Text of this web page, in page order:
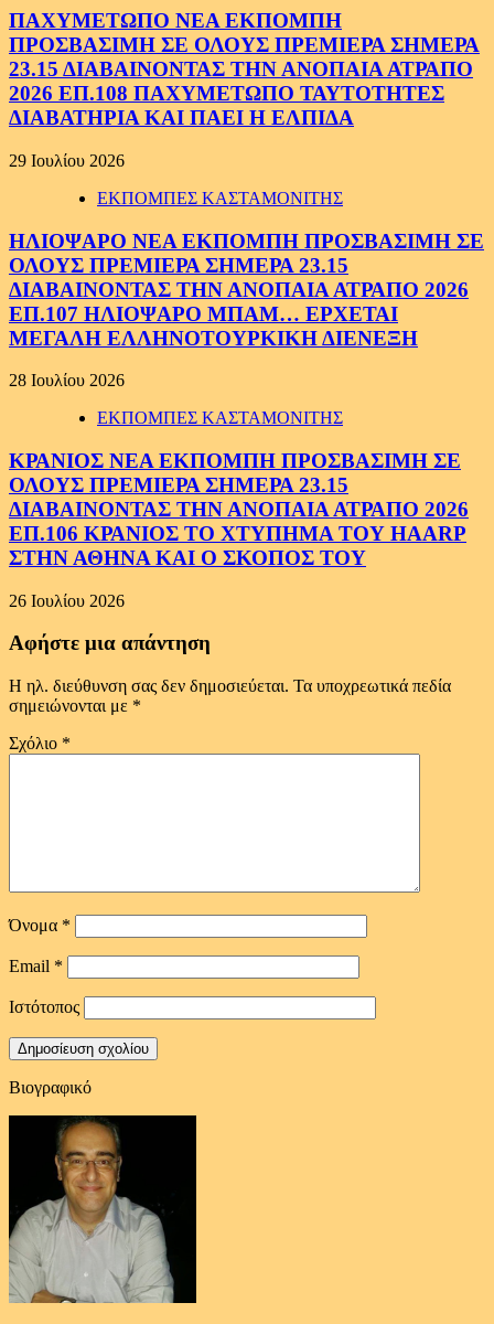
ΠΑΧΥΜΕΤΩΠΟ ΝΕΑ ΕΚΠΟΜΠΗ
ΠΡΟΣΒΑΣΙΜΗ ΣΕ ΟΛΟΥΣ ΠΡΕΜΙΕΡΑ ΣΗΜΕΡΑ
23.15 ΔΙΑΒΑΙΝΟΝΤΑΣ ΤΗΝ ΑΝΟΠΑΙΑ ΑΤΡΑΠΟ
2026 ΕΠ.108 ΠΑΧΥΜΕΤΩΠΟ ΤΑΥΤΟΤΗΤΕΣ
ΔΙΑΒΑΤΗΡΙΑ ΚΑΙ ΠΑΕΙ Η ΕΛΠΙΔΑ
29 Ιουλίου 2026
ΕΚΠΟΜΠΕΣ ΚΑΣΤΑΜΟΝΙΤΗΣ
ΗΛΙΟΨΑΡΟ ΝΕΑ ΕΚΠΟΜΠΗ ΠΡΟΣΒΑΣΙΜΗ ΣΕ
ΟΛΟΥΣ ΠΡΕΜΙΕΡΑ ΣΗΜΕΡΑ 23.15
ΔΙΑΒΑΙΝΟΝΤΑΣ ΤΗΝ ΑΝΟΠΑΙΑ ΑΤΡΑΠΟ 2026
ΕΠ.107 ΗΛΙΟΨΑΡΟ ΜΠΑΜ… ΕΡΧΕΤΑΙ
ΜΕΓΑΛΗ ΕΛΛΗΝΟΤΟΥΡΚΙΚΗ ΔΙΕΝΕΞΗ
28 Ιουλίου 2026
ΕΚΠΟΜΠΕΣ ΚΑΣΤΑΜΟΝΙΤΗΣ
ΚΡΑΝΙΟΣ ΝΕΑ ΕΚΠΟΜΠΗ ΠΡΟΣΒΑΣΙΜΗ ΣΕ
ΟΛΟΥΣ ΠΡΕΜΙΕΡΑ ΣΗΜΕΡΑ 23.15
ΔΙΑΒΑΙΝΟΝΤΑΣ ΤΗΝ ΑΝΟΠΑΙΑ ΑΤΡΑΠΟ 2026
ΕΠ.106 ΚΡΑΝΙΟΣ ΤΟ ΧΤΥΠΗΜΑ ΤΟΥ HAARP
ΣΤΗΝ ΑΘΗΝΑ ΚΑΙ Ο ΣΚΟΠΟΣ ΤΟΥ
26 Ιουλίου 2026
Αφήστε μια απάντηση
Η ηλ. διεύθυνση σας δεν δημοσιεύεται. Τα υποχρεωτικά πεδία
σημειώνονται με *
Σχόλιο *
Όνομα *
Email *
Ιστότοπος
Βιογραφικό